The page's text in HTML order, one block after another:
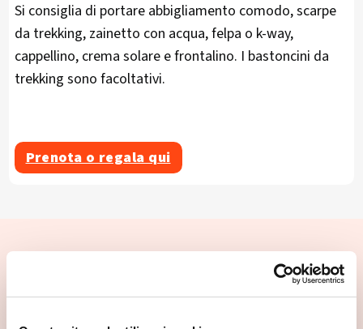
Si consiglia di portare abbigliamento comodo, scarpe
da trekking, zainetto con acqua, felpa o k-way,
cappellino, crema solare e frontalino. I bastoncini da
trekking sono facoltativi.
Prenota o regala qui
📍 Cosa vedere nei dintorni
Se vuoi scoprire di più su questa zona, qui trovi altri